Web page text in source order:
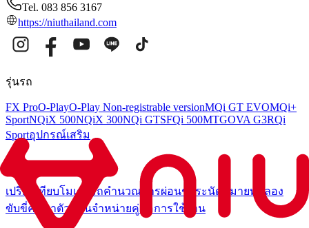
Tel. 083 856 3167
https://niuthailand.com
รุ่นรถ
FX ProO-PlayO-Play Non-registrable versionMQi GT EVOMQi+
SportNQiX 500NQiX 300NQi GTSFQi 500MTGOVA G3RQi
Sportอุปกรณ์เสริม
บริการ
เปรียบเทียบโมเดลรถคำนวณการผ่อนชำระนัดหมายทดลอง
ขับขี่ค้นหาตัวแทนจำหน่ายคู่มือการใช้งาน